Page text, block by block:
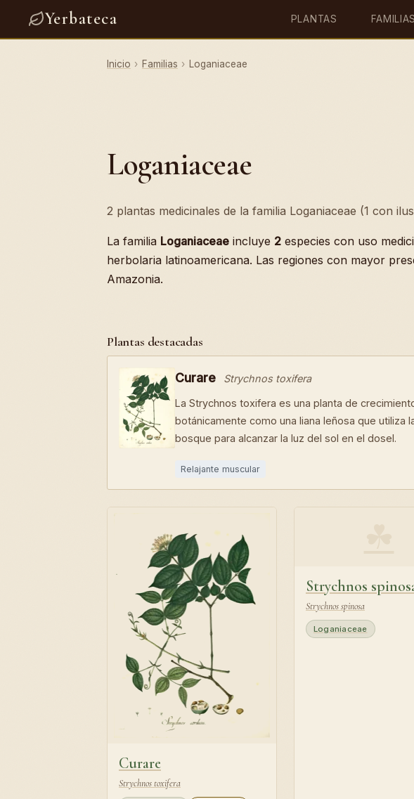
Yerbateca PLANTAS FAMILIAS
Inicio › Familias › Loganiaceae
Loganiaceae
2 plantas medicinales de la familia Loganiaceae (1 con
La familia Loganiaceae incluye 2 especies con uso
herbolaria latinoamericana. Las regiones con mayor
Amazonia.
Plantas destacadas
Curare Strychnos toxifera
La Strychnos toxifera es una planta de
botánicamente como una liana leñosa que utiliza
bosque para alcanzar la luz del sol en el dosel.
Relajante muscular
Curare
Strychnos toxifera
Strychnos
Strychnos spinosa
Loganiaceae